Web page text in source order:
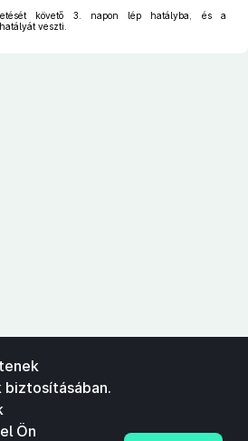
követő 3. napon lép hatályba, és a
veszti.
biztosításában.
Ön